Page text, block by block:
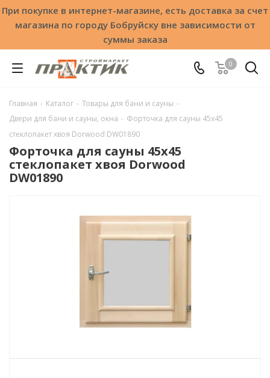
При покупке в интернет-магазине, есть доставка за счет
магазина по городу Бобруйску вне зависимости от
суммы заказа
0
Главная - Каталог - Товары для бани и сауны -
Двери для бани и сауны, окна - Форточка для сауны 45х45
стеклопакет хвоя Dorwood DW01890
Форточка для сауны 45х45
стеклопакет хвоя Dorwood
DW01890